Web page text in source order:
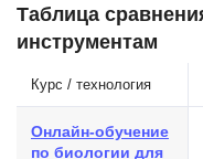
Таблица
инструментам
Курс / технология
Онлайн-обучение
по биологии для